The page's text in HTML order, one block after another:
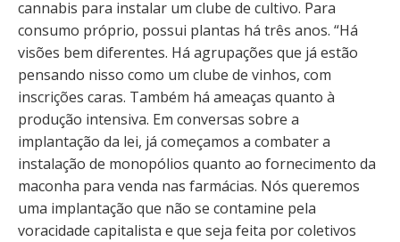
cannabis para instalar um clube de cultivo. Para
consumo próprio, possui plantas há três anos. “Há
visões bem diferentes. Há agrupações que já estão
pensando nisso como um clube de vinhos, com
inscrições caras. Também há ameaças quanto à
produção intensiva. Em conversas sobre a
implantação da lei, já começamos a combater a
instalação de monopólios quanto ao fornecimento da
maconha para venda nas farmácias. Nós queremos
uma implantação que não se contamine pela
voracidade capitalista e que seja feita por coletivos